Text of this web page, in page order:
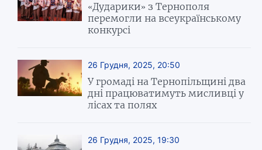
«Дударики» з Тернополя
перемогли на всеукраїнському
конкурсі
26 Грудня, 2025, 20:50
У громаді на Тернопільщині два
дні працюватимуть мисливці у
лісах та полях
26 Грудня, 2025, 19:30